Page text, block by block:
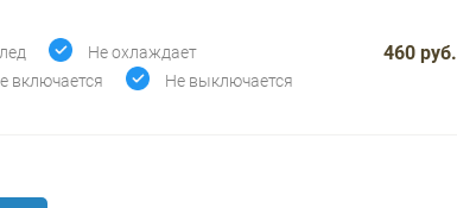
Не охлаждает
включается Не выключается
460 руб.